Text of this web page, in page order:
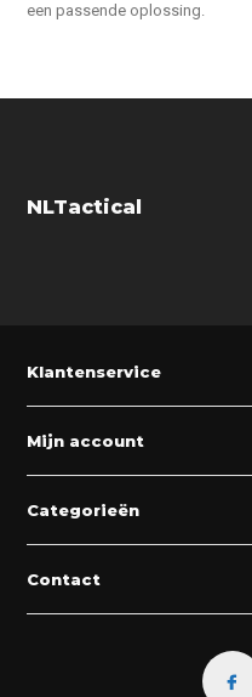
een passende oplossing.
NLTactical
Klantenservice
Mijn account
Categorieën
Contact